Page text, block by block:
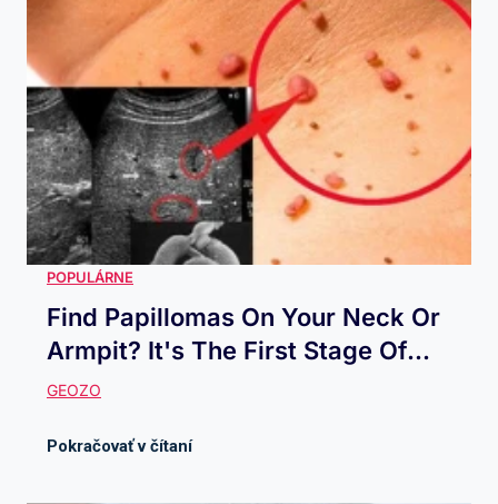
Find Papillomas On Your Neck Or
Armpit? It's The First Stage Of...